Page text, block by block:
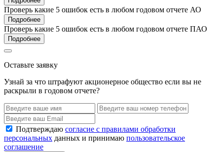
Проверь какие 5 ошибок есть в любом годовом отчете АО
Подробнее
Проверь какие 5 ошибок есть в любом годовом отчете ПАО
Подробнее
Оставьте заявку
Узнай за что штрафуют акционерное общество если вы не
раскрыли в годовом отчете?
Подтверждаю согласие с правилами обработки
персональных данных и принимаю пользовательское
соглашение